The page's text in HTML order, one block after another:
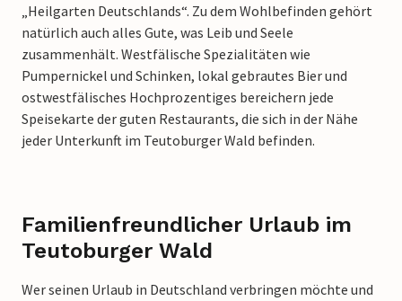
„Heilgarten Deutschlands“. Zu dem Wohlbefinden gehört
natürlich auch alles Gute, was Leib und Seele
zusammenhält. Westfälische Spezialitäten wie
Pumpernickel und Schinken, lokal gebrautes Bier und
ostwestfälisches Hochprozentiges bereichern jede
Speisekarte der guten Restaurants, die sich in der Nähe
jeder Unterkunft im Teutoburger Wald befinden.
Familienfreundlicher Urlaub im
Teutoburger Wald
Wer seinen Urlaub in Deutschland verbringen möchte und